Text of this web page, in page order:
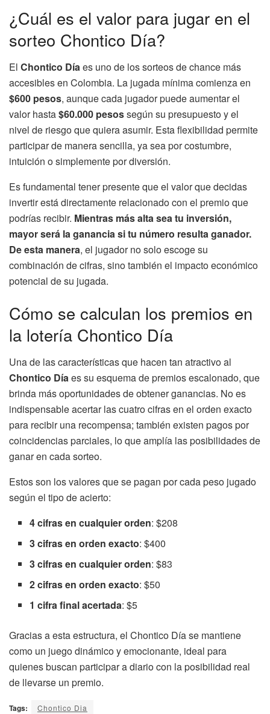
¿Cuál es el valor para jugar en el
sorteo Chontico Día?
El Chontico Díaes uno de los sorteos de chance más
accesibles en Colombia. La jugada mínima comienza en
$600 pesos, aunque cada jugador puede aumentar el
valor hasta$60.000 pesossegún su presupuesto y el
nivel de riesgo que quiera asumir. Esta flexibilidad permite
participar de manera sencilla, ya sea por costumbre,
intuición o simplemente por diversión.
Es fundamental tener presente que el valor que decidas
invertir está directamente relacionado con el premio que
podrías recibir. Mientras más alta sea tu inversión,
mayor será la ganancia si tu número resulta ganador.
De esta manera, el jugador no solo escoge su
combinación de cifras, sino también el impacto económico
potencial de su jugada.
Cómo se calculan los premios en
la lotería Chontico Día
Una de las características que hacen tan atractivo al
Chontico Díaes su esquema de premios escalonado, que
brinda más oportunidades de obtener ganancias. No es
indispensable acertar las cuatro cifras en el orden exacto
para recibir una recompensa; también existen pagos por
coincidencias parciales, lo que amplía las posibilidades de
ganar en cada sorteo.
Estos son los valores que se pagan por cada peso jugado
según el tipo de acierto:
4 cifras en cualquier orden: $208
3 cifras en orden exacto: $400
3 cifras en cualquier orden: $83
2 cifras en orden exacto: $50
1 cifra final acertada: $5
Gracias a esta estructura, el Chontico Día se mantiene
como un juego dinámico y emocionante, ideal para
quienes buscan participar a diario con la posibilidad real
de llevarse un premio.
Tags: Chontico Dia